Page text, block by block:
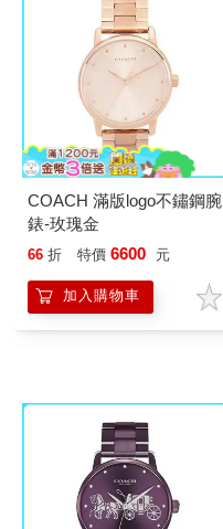
COACH 滿版logo不鏽鋼腕
錶-玫瑰金
66 折 特價 6600 元
加入購物車